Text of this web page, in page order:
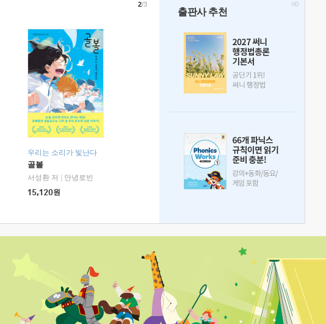
우리는 소리가 빛난다
골볼
서성환 저
안녕로빈
15,120원
2/3
출판사 추천